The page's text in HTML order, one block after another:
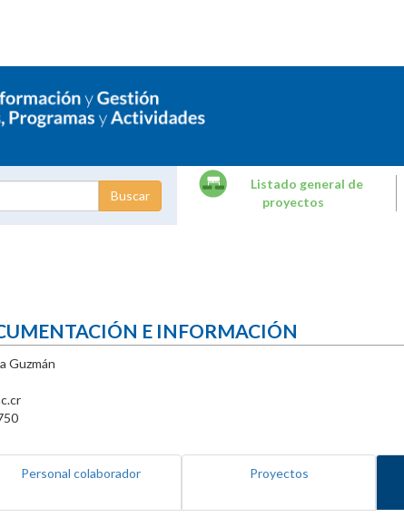
Listado general de
proyectos
E INFORMACIÓN
Guzmán
Personal colaborador Proyectos